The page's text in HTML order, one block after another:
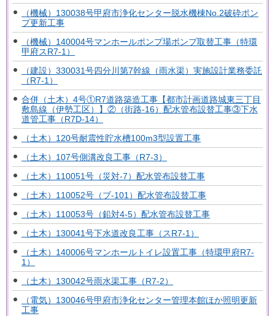
（機械）130038号甲府市浄化センター脱水機棟No.2破砕ポン
プ更新工事
（機械）140004号マンホールポンプ場ポンプ取替工事（特環
甲府スR7-1）
（建設）330031号四分川第7幹線（雨水渠）実施設計業務委託
（R7-1）
合併（土木）4号①R7道路築造工事【都市計画道路城東三丁目
敷島線（伊勢工区）】②（街路-16）配水管布設替工事③下水
道管工事（R7D-14）
（土木）120号耐震性貯水槽100m3型設置工事
（土木）107号側溝改良工事（R7-3）
（土木）110051号（災対-7）配水管布設替工事
（土木）110052号（ブ-101）配水管布設替工事
（土木）110053号（鉛対4-5）配水管布設替工事
（土木）130041号下水道改良工事（スR7-1）
（土木）140006号マンホールトイレ設置工事（特環甲府R7-
1）
（土木）130042号雨水渠工事（R7-2）
（電気）130046号甲府市浄化センター管理本館ほか照明更新
工事